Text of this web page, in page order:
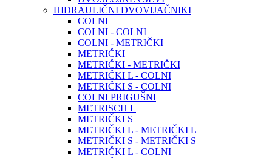
HIDRAULIČNI DVOVIJAČNIKI
COLNI
COLNI - COLNI
COLNI - METRIČKI
METRIČKI
METRIČKI - METRIČKI
METRIČKI L - COLNI
METRIČKI S - COLNI
COLNI PRIGUŠNI
METRISCH L
METRIČKI S
METRIČKI L - METRIČKI L
METRIČKI S - METRIČKI S
METRIČKI L - COLNI